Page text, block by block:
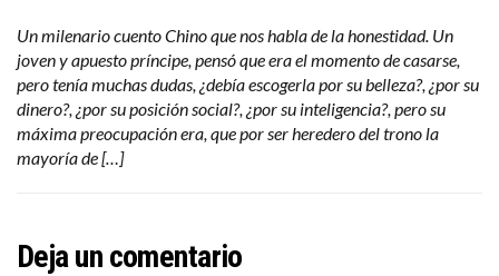
Un milenario cuento Chino que nos habla de la honestidad. Un
joven y apuesto príncipe, pensó que era el momento de casarse,
pero tenía muchas dudas, ¿debía escogerla por su belleza?, ¿por su
dinero?, ¿por su posición social?, ¿por su inteligencia?, pero su
máxima preocupación era, que por ser heredero del trono la
mayoría de […]
Deja un comentario